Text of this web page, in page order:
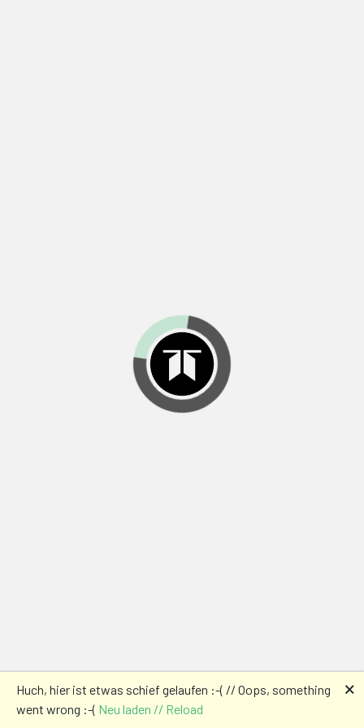
Huch, hier ist etwas schief gelaufen :-( // Oops, something
went wrong :-( Neu laden // Reload
🗙